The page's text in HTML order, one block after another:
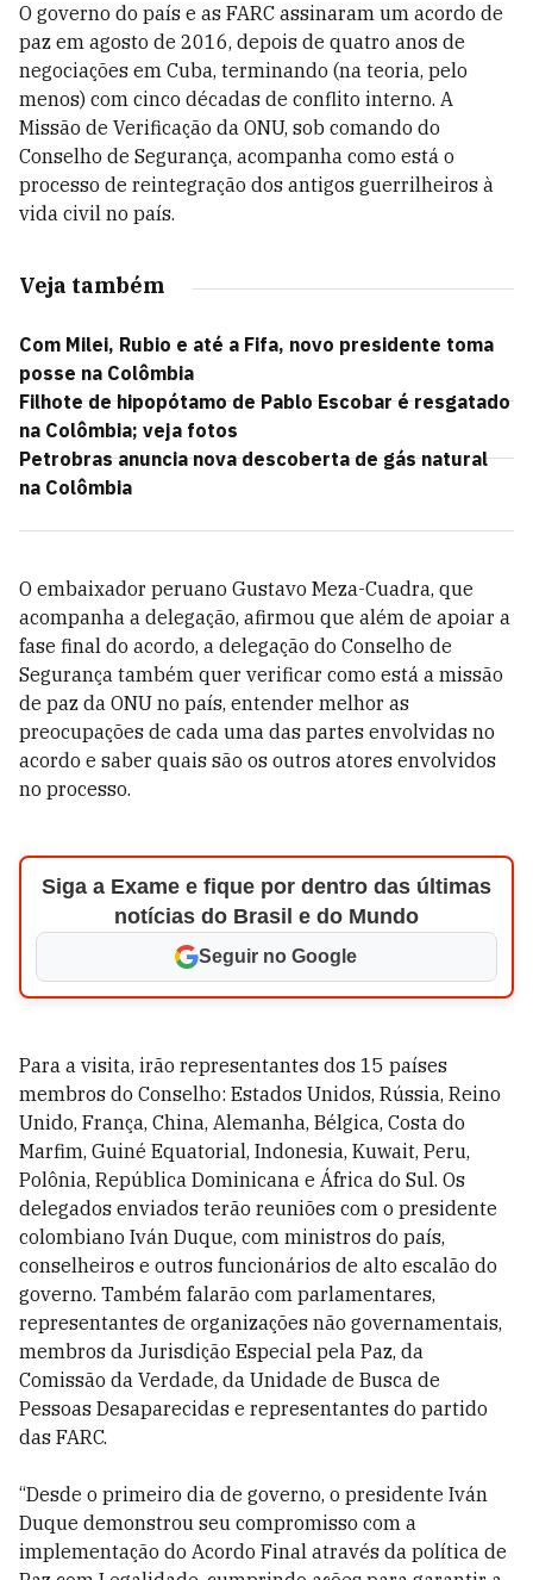
O governo do país e as FARC assinaram um acordo de
paz em agosto de 2016, depois de quatro anos de
negociações em Cuba, terminando (na teoria, pelo
menos) com cinco décadas de conflito interno. A
Missão de Verificação da ONU, sob comando do
Conselho de Segurança, acompanha como está o
processo de reintegração dos antigos guerrilheiros à
vida civil no país.
Veja também
Com Milei, Rubio e até a Fifa, novo presidente toma
posse na Colômbia
Filhote de hipopótamo de Pablo Escobar é resgatado
na Colômbia; veja fotos
Petrobras anuncia nova descoberta de gás natural
na Colômbia
O embaixador peruano Gustavo Meza-Cuadra, que
acompanha a delegação, afirmou que além de apoiar a
fase final do acordo, a delegação do Conselho de
Segurança também quer verificar como está a missão
de paz da ONU no país, entender melhor as
preocupações de cada uma das partes envolvidas no
acordo e saber quais são os outros atores envolvidos
no processo.
Siga a Exame e fique por dentro das últimas
notícias do Brasil e do Mundo
Seguir no Google
Para a visita, irão representantes dos 15 países
membros do Conselho: Estados Unidos, Rússia, Reino
Unido, França, China, Alemanha, Bélgica, Costa do
Marfim, Guiné Equatorial, Indonesia, Kuwait, Peru,
Polônia, República Dominicana e África do Sul. Os
delegados enviados terão reuniões com o presidente
colombiano Iván Duque, com ministros do país,
conselheiros e outros funcionários de alto escalão do
governo. Também falarão com parlamentares,
representantes de organizações não governamentais,
membros da Jurisdição Especial pela Paz, da
Comissão da Verdade, da Unidade de Busca de
Pessoas Desaparecidas e representantes do partido
das FARC.
“Desde o primeiro dia de governo, o presidente Iván
Duque demonstrou seu compromisso com a
implementação do Acordo Final através da política de